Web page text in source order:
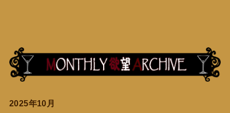
2025年10月